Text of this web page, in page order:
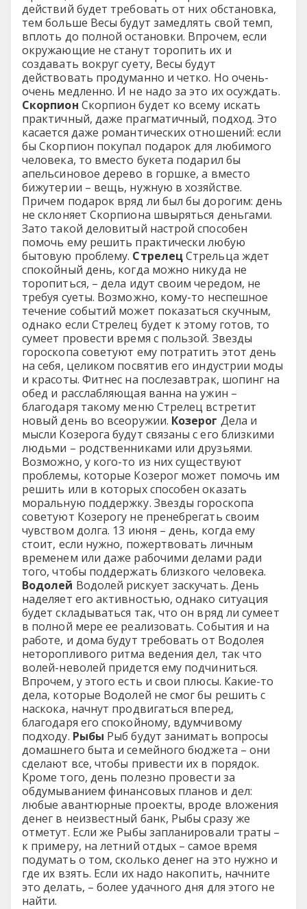
действий будет требовать от них обстановка,
тем больше Весы будут замедлять свой темп,
вплоть до полной остановки. Впрочем, если
окружающие не станут торопить их и
создавать вокруг суету, Весы будут
действовать продуманно и четко. Но очень-
очень медленно. И не надо за это их осуждать.
Скорпион Скорпион будет ко всему искать
практичный, даже прагматичный, подход. Это
касается даже романтических отношений: если
бы Скорпион покупал подарок для любимого
человека, то вместо букета подарил бы
апельсиновое дерево в горшке, а вместо
бижутерии – вещь, нужную в хозяйстве.
Причем подарок вряд ли был бы дорогим: день
не склоняет Скорпиона швыряться деньгами.
Зато такой деловитый настрой способен
помочь ему решить практически любую
бытовую проблему. СтрелецСтрельца ждет
спокойный день, когда можно никуда не
торопиться, – дела идут своим чередом, не
требуя суеты. Возможно, кому-то неспешное
течение событий может показаться скучным,
однако если Стрелец будет к этому готов, то
сумеет провести время с пользой. Звезды
гороскопа советуют ему потратить этот день
на себя, целиком посвятив его индустрии моды
и красоты. Фитнес на послезавтрак, шопинг на
обед и расслабляющая ванна на ужин –
благодаря такому меню Стрелец встретит
новый день во всеоружии. Козерог Дела и
мысли Козерога будут связаны с его близкими
людьми – родственниками или друзьями.
Возможно, у кого-то из них существуют
проблемы, которые Козерог может помочь им
решить или в которых способен оказать
моральную поддержку. Звезды гороскопа
советуют Козерогу не пренебрегать своим
чувством долга. 13 июня – день, когда ему
стоит, если нужно, пожертвовать личным
временем или даже рабочими делами ради
того, чтобы поддержать близкого человека.
Водолей Водолей рискует заскучать. День
наделяет его активностью, однако ситуация
будет складываться так, что он вряд ли сумеет
в полной мере ее реализовать. События и на
работе, и дома будут требовать от Водолея
неторопливого ритма ведения дел, так что
волей-неволей придется ему подчиниться.
Впрочем, у этого есть и свои плюсы. Какие-то
дела, которые Водолей не смог бы решить с
наскока, начнут продвигаться вперед,
благодаря его спокойному, вдумчивому
подходу. Рыбы Рыб будут занимать вопросы
домашнего быта и семейного бюджета – они
сделают все, чтобы привести их в порядок.
Кроме того, день полезно провести за
обдумыванием финансовых планов и дел:
любые авантюрные проекты, вроде вложения
денег в неизвестный банк, Рыбы сразу же
отметут. Если же Рыбы запланировали траты –
к примеру, на летний отдых – самое время
подумать о том, сколько денег на это нужно и
где их взять. Если их надо накопить, начните
это делать, – более удачного дня для этого не
найти.